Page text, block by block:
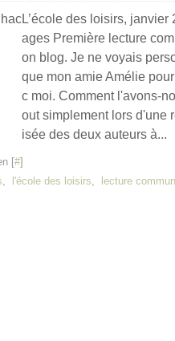
L’école des loisirs, janvier
ages Première lecture
on blog. Je ne voyais
que mon amie Amélie
c moi. Comment l'avons-
out simplement lors d'une
isée des deux auteurs à...
[#]
, l'école des loisirs, lecture